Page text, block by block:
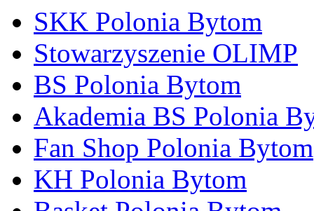
SKK Polonia Bytom
Stowarzyszenie OLIMP
BS Polonia Bytom
Akademia BS Polonia
Fan Shop Polonia Bytom
KH Polonia Bytom